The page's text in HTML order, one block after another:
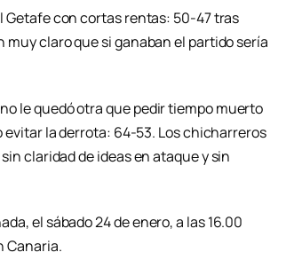
Getafe con cortas rentas: 50-47 tras
claro que si ganaban el partido sería
le quedó otra que pedir tiempo muerto
evitar la derrota: 64-53. Los chicharreros
claridad de ideas en ataque y sin
el sábado 24 de enero, a las 16.00
Canaria.